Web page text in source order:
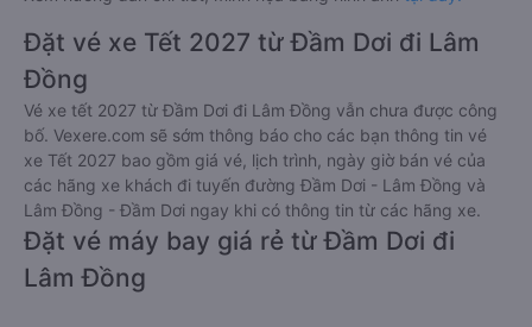
Đặt vé xe Tết 2027 từ Đầm Dơi đi Lâm
Đồng
Vé xe tết 2027 từ Đầm Dơi đi Lâm Đồng vẫn chưa được công
bố. Vexere.com sẽ sớm thông báo cho các bạn thông tin vé
xe Tết 2027 bao gồm giá vé, lịch trình, ngày giờ bán vé của
các hãng xe khách đi tuyến đường Đầm Dơi - Lâm Đồng và
Lâm Đồng - Đầm Dơi ngay khi có thông tin từ các hãng xe.
Đặt vé máy bay giá rẻ từ Đầm Dơi đi
Lâm Đồng